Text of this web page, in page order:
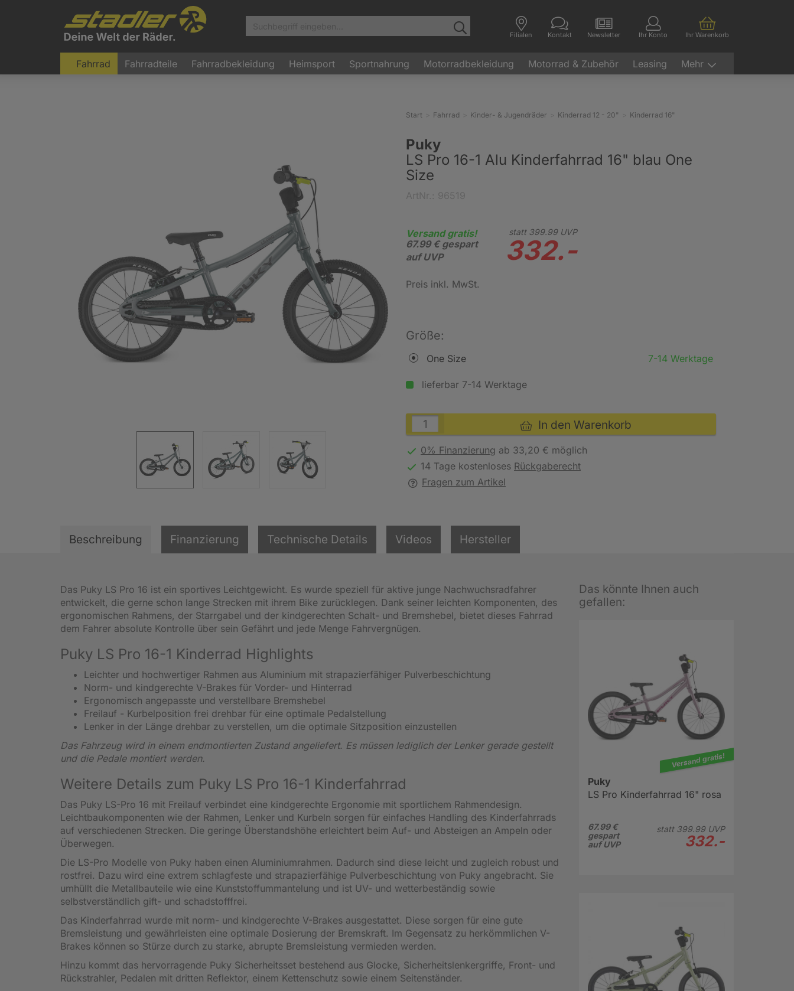
Filialen Kontakt Newsletter Ihr Konto Ihr Warenkorb
Fahrrad Fahrradteile Fahrradbekleidung Heimsport Sportnahrung Motorradbekleidung Motorrad & Zubehör Leasing Mehr
Start Fahrrad Kinder- & Jugendräder Kinderrad 12 - 20" Kinderrad 16"
Puky
LS Pro 16-1 Alu Kinderfahrrad 16" blau One
Size
Versand gratis!
67.99 € gespart
auf UVP
statt 399.99UVP
332.-
Preis inkl. MwSt.
Größe:
One Size 7-14 Werktage
lieferbar 7-14 Werktage
In den Warenkorb
0% Finanzierung ab 33,20 € möglich
14 Tage kostenloses Rückgaberecht
Fragen zum Artikel
Beschreibung Finanzierung Technische Details Videos Hersteller
Das Puky LS Pro 16 ist ein sportives Leichtgewicht. Es wurde speziell für aktive junge Nachwuchsradfahrer
entwickelt, die gerne schon lange Strecken mit ihrem Bike zurücklegen. Dank seiner leichten Komponenten, des
ergonomischen Rahmens, der Starrgabel und der kindgerechten Schalt- und Bremshebel, bietet dieses Fahrrad
dem Fahrer absolute Kontrolle über sein Gefährt und jede Menge Fahrvergnügen.
Puky LS Pro 16-1 Kinderrad Highlights
Leichter und hochwertiger Rahmen aus Aluminium mit strapazierfähiger Pulverbeschichtung
Norm- und kindgerechte V-Brakes für Vorder- und Hinterrad
Ergonomisch angepasste und verstellbare Bremshebel
Freilauf - Kurbelposition frei drehbar für eine optimale Pedalstellung
Lenker in der Länge drehbar zu verstellen, um die optimale Sitzposition einzustellen
Das Fahrzeug wird in einem endmontierten Zustand angeliefert. Es müssen lediglich der Lenker gerade gestellt
und die Pedale montiert werden.
Weitere Details zum Puky LS Pro 16-1 Kinderfahrrad
Das Puky LS-Pro 16 mit Freilauf verbindet eine kindgerechte Ergonomie mit sportlichem Rahmendesign.
Leichtbaukomponenten wie der Rahmen, Lenker und Kurbeln sorgen für einfaches Handling des Kinderfahrrads
auf verschiedenen Strecken. Die geringe Überstandshöhe erleichtert beim Auf- und Absteigen an Ampeln oder
Überwegen.
Die LS-Pro Modelle von Puky haben einen Aluminiumrahmen. Dadurch sind diese leicht und zugleich robust und
rostfrei. Dazu wird eine extrem schlagfeste und strapazierfähige Pulverbeschichtung von Puky angebracht. Sie
umhüllt die Metallbauteile wie eine Kunststoffummantelung und ist UV- und wetterbeständig sowie
selbstverständlich gift- und schadstofffrei.
Das Kinderfahrrad wurde mit norm- und kindgerechte V-Brakes ausgestattet. Diese sorgen für eine gute
Bremsleistung und gewährleisten eine optimale Dosierung der Bremskraft. Im Gegensatz zu herkömmlichen V-
Brakes können so Stürze durch zu starke, abrupte Bremsleistung vermieden werden.
Hinzu kommt das hervorragende Puky Sicherheitsset bestehend aus Glocke, Sicherheitslenkergriffe, Front- und
Rückstrahler, Pedalen mit dritten Reflektor, einem Kettenschutz sowie einem Seitenständer.
Das könnte Ihnen auch
gefallen:
Versand gratis!
Puky
LS Pro Kinderfahrrad 16" rosa
67.99 €
gespart
auf UVP
statt 399.99UVP
332.-